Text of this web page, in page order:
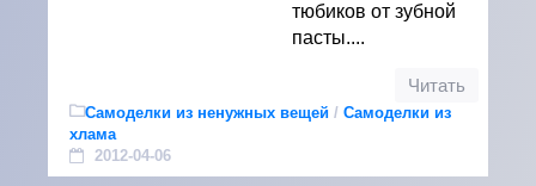
тюбиков от зубной
пасты....
Читать
Самоделки из ненужных вещей / Самоделки из
хлама
2012-04-06